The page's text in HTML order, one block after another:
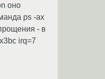
оно
ps -ax
- в
irq=7